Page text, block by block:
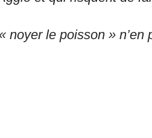
noyer le poisson »